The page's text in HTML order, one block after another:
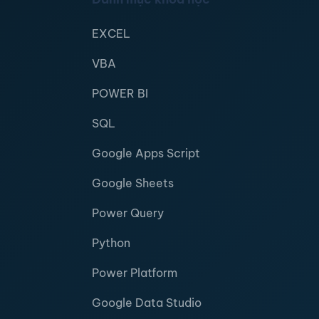
EXCEL
VBA
POWER BI
SQL
Google Apps Script
Google Sheets
Power Query
Python
Power Platform
Google Data Studio